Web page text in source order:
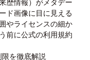
歴情報）がメタデー
ド画像に目に見える
やライセンスの細か
前に公式の利用規約
を徹底解説